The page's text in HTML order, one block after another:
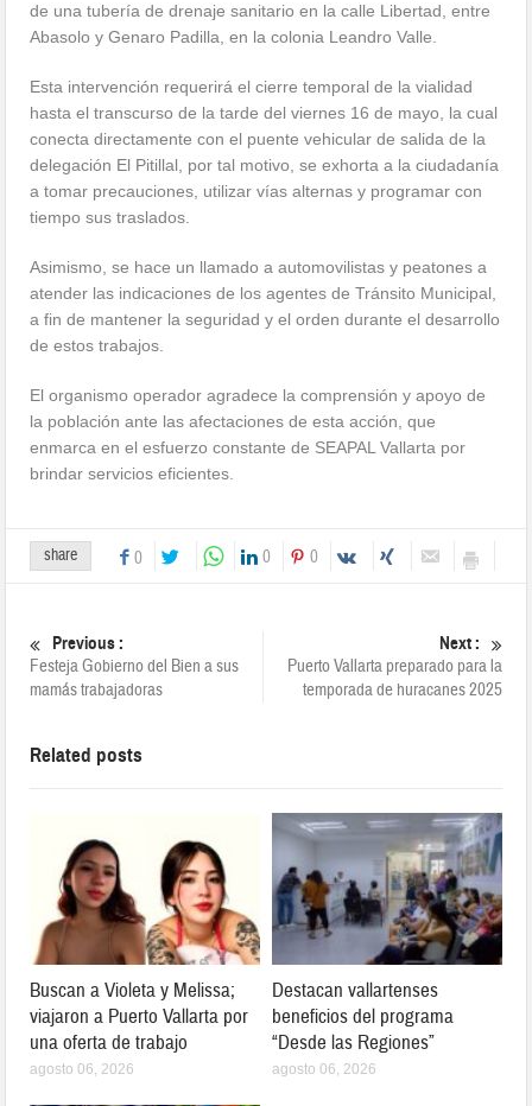
de una tubería de drenaje sanitario en la calle Libertad, entre
Abasolo y Genaro Padilla, en la colonia Leandro Valle.
Esta intervención requerirá el cierre temporal de la vialidad
hasta el transcurso de la tarde del viernes 16 de mayo, la cual
conecta directamente con el puente vehicular de salida de la
delegación El Pitillal, por tal motivo, se exhorta a la ciudadanía
a tomar precauciones, utilizar vías alternas y programar con
tiempo sus traslados.
Asimismo, se hace un llamado a automovilistas y peatones a
atender las indicaciones de los agentes de Tránsito Municipal,
a fin de mantener la seguridad y el orden durante el desarrollo
de estos trabajos.
El organismo operador agradece la comprensión y apoyo de
la población ante las afectaciones de esta acción, que
enmarca en el esfuerzo constante de SEAPAL Vallarta por
brindar servicios eficientes.
share 0 0 0
Previous :
Festeja Gobierno del Bien a sus
mamás trabajadoras
Next :
Puerto Vallarta preparado para la
temporada de huracanes 2025
Related posts
Buscan a Violeta y Melissa;
viajaron a Puerto Vallarta por
una oferta de trabajo
agosto 06, 2026
Destacan vallartenses
beneficios del programa
“Desde las Regiones”
agosto 06, 2026